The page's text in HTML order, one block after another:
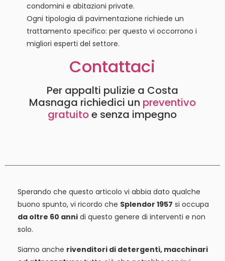
condomini e abitazioni private.
Ogni tipologia di pavimentazione richiede un
trattamento specifico: per questo vi occorrono i
migliori esperti del settore.
Contattaci
Per appalti pulizie a Costa
Masnaga richiedici un preventivo
gratuitoe senza impegno
Sperando che questo articolo vi abbia dato qualche
buono spunto, vi ricordo che Splendor 1957 si occupa
da oltre 60 anni di questo genere di interventi e non
solo.
Siamo anche rivenditori di detergenti, macchinari